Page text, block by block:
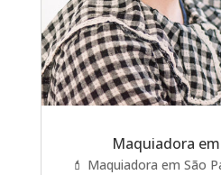
Maquiadora
💄 Maquiadora em São